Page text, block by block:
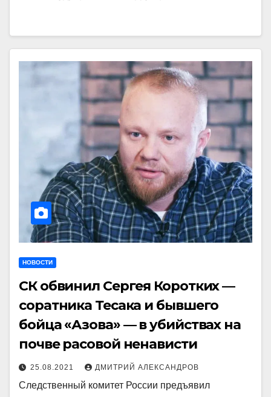
НОВОСТИ
СК обвинил Сергея Коротких —
соратника Тесака и бывшего
бойца «Азова» — в убийствах на
почве расовой ненависти
25.08.2021 ДМИТРИЙ АЛЕКСАНДРОВ
Следственный комитет России предъявил